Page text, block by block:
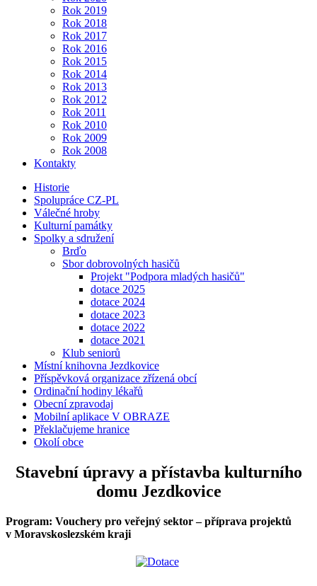
Rok 2019
Rok 2018
Rok 2017
Rok 2016
Rok 2015
Rok 2014
Rok 2013
Rok 2012
Rok 2011
Rok 2010
Rok 2009
Rok 2008
Kontakty
Historie
Spolupráce CZ-PL
Válečné hroby
Kulturní památky
Spolky a sdružení
Brďo
Sbor dobrovolných hasičů
Projekt "Podpora mladých hasičů"
dotace 2025
dotace 2024
dotace 2023
dotace 2022
dotace 2021
Klub seniorů
Místní knihovna Jezdkovice
Příspěvková organizace zřízená obcí
Ordinační hodiny lékařů
Obecní zpravodaj
Mobilní aplikace V OBRAZE
Překlačujeme hranice
Okolí obce
Stavební úpravy a přístavba kulturního
domu Jezdkovice
Program: Vouchery pro veřejný sektor – příprava projektů
v Moravskoslezském kraji